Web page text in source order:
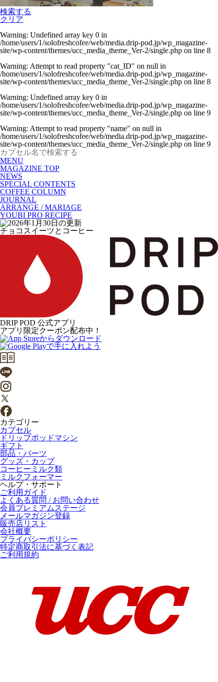
検索する
クリア
Warning: Undefined array key 0 in
/home/users/1/solofreshcofee/web/media.drip-pod.jp/wp_magazine-
site/wp-content/themes/ucc_media_theme_Ver-2/single.php on line 8
Warning: Attempt to read property "cat_ID" on null in
/home/users/1/solofreshcofee/web/media.drip-pod.jp/wp_magazine-
site/wp-content/themes/ucc_media_theme_Ver-2/single.php on line 8
Warning: Undefined array key 0 in
/home/users/1/solofreshcofee/web/media.drip-pod.jp/wp_magazine-
site/wp-content/themes/ucc_media_theme_Ver-2/single.php on line 9
Warning: Attempt to read property "name" on null in
/home/users/1/solofreshcofee/web/media.drip-pod.jp/wp_magazine-
site/wp-content/themes/ucc_media_theme_Ver-2/single.php on line 9
MENU
MAGAZINE TOP
NEWS
SPECIAL CONTENTS
COFFEE COLUMN
JOURNAL
ARRANGE / MARIAGE
YOUBI PRO RECIPE
チョコスイーツとコーヒー
DRIP POD 公式アプリ
アプリ限定クーポン配布中！
カテゴリー
カプセル
ドリップポッドマシン
ギフト
部品・パーツ
グッズ・カップ
コーヒーミルク類
ミルクフォーマー
ヘルプ・サポート
ご利用ガイド
よくある質問 / お問い合わせ
会員プレミアムステージ
メールマガジン登録
販売店リスト
会社概要
プライバシーポリシー
特定商取引法に基づく表記
ご利用規約